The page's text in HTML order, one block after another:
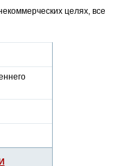
целях, все